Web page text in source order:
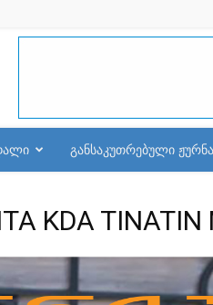
განსაკუთრებული
KDA